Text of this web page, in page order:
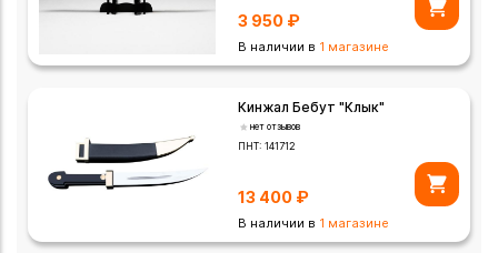
3 950 ₽
В наличии в 1 магазине
Кинжал Бебут "Клык"
нет отзывов
ПНТ:141712
13 400 ₽
В наличии в 1 магазине